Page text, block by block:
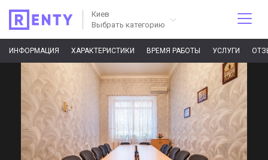
Киев
Выбрать категорию
ИНФОРМАЦИЯ ХАРАКТЕРИСТИКИ ВРЕМЯ РАБОТЫ УСЛУГИ